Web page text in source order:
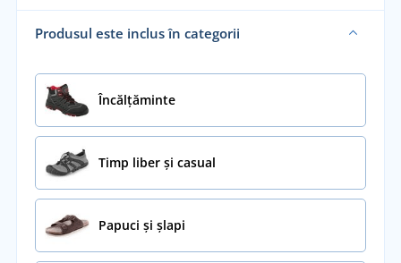
Produsul este inclus în categorii
Încălţăminte
Timp liber și casual
Papuci și șlapi